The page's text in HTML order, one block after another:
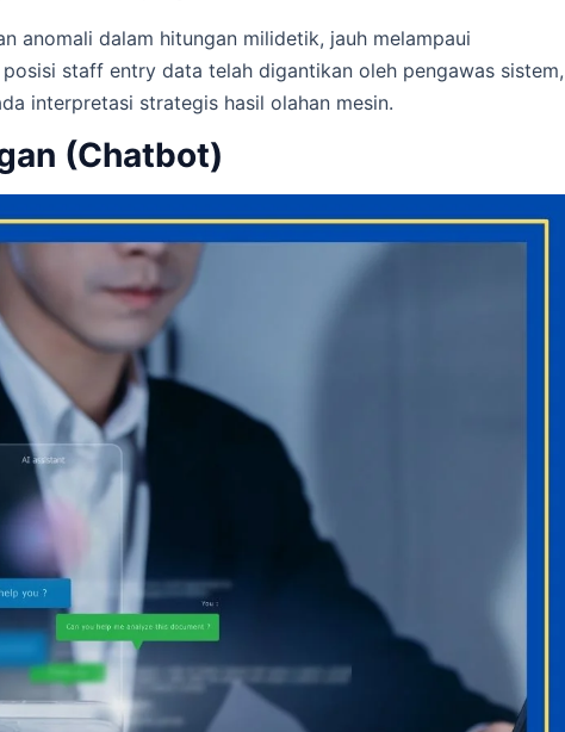
anomali dalam hitungan milidetik, jauh melampaui
staff entry data telah digantikan oleh pengawas sistem,
interpretasi strategis hasil olahan mesin.
(Chatbot)